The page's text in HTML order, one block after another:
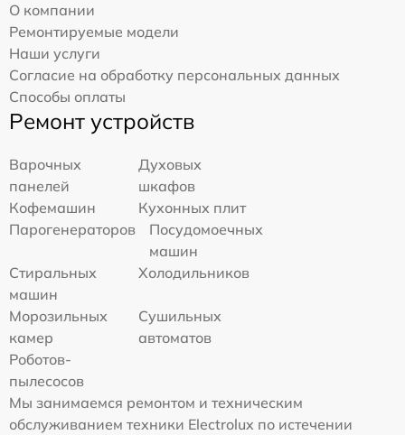
О компании
Ремонтируемые модели
Наши услуги
Согласие на обработку персональных данных
Способы оплаты
Ремонт устройств
Варочных
панелей
Духовых
шкафов
Кофемашин
Кухонных плит
Парогенераторов
Посудомоечных
машин
Стиральных
машин
Холодильников
Морозильных
камер
Сушильных
автоматов
Роботов-
пылесосов
Мы занимаемся ремонтом и техническим
обслуживанием техники Electrolux по истечении